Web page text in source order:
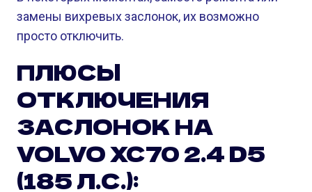
замены вихревых заслонок, их возможно
просто отключить.
ПЛЮСЫ
ОТКЛЮЧЕНИЯ
ЗАСЛОНОК НА
VOLVO XC70 2.4 D5
(185 Л.С.):